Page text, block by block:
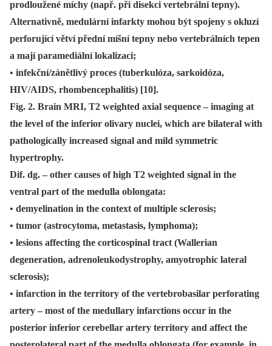
prodloužené míchy (např. při disekci vertebrální tepny).
Alternativně, medulární infarkty mohou být spojeny s okluzí
perforující větví přední míšní tepny nebo vertebrálních tepen
a mají paramediální lokalizaci;
• infekční/zánětlivý proces (tuberkulóza, sarkoidóza,
HIV/AIDS, rhombencephalitis) [10].
Fig. 2. Brain MRI, T2 weighted axial sequence – imaging at
the level of the inferior olivary nuclei, which are bilateral with
pathologically increased signal and mild symmetric
hypertrophy.
Dif. dg. – other causes of high T2 weighted signal in the
ventral part of the medulla oblongata:
• demyelination in the context of multiple sclerosis;
• tumor (astrocytoma, metastasis, lymphoma);
• lesions affecting the corticospinal tract (Wallerian
degeneration, adrenoleukodystrophy, amyotrophic lateral
sclerosis);
• infarction in the territory of the vertebrobasilar perforating
artery – most of the medullary infarctions occur in the
posterior inferior cerebellar artery territory and affect the